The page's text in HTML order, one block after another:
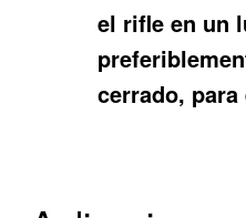
el rifle en un
cerrado,